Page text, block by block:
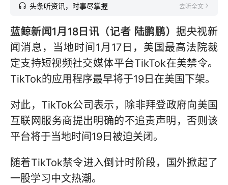
头条听资讯，时事尽掌握 去听全文
蓝鲸新闻1月18日讯（记者 陆鹏鹏）据央视新
闻消息，当地时间1月17日，美国最高法院裁
定支持短视频社交媒体平台TikTok在美禁令。
TikTok的应用程序最早将于19日在美国下架。
对此，TikTok公司表示，除非拜登政府向美国
互联网服务商提出明确的不追责声明，否则该
平台将于当地时间19日被迫关闭。
随着TikTok禁令进入倒计时阶段，国外掀起了
一股学习中文热潮。